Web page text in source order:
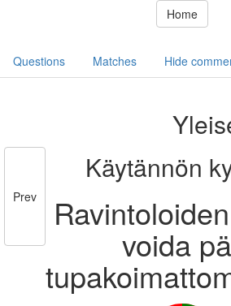
Home
Questions Matches Hide
Prev
Käytännön
voida